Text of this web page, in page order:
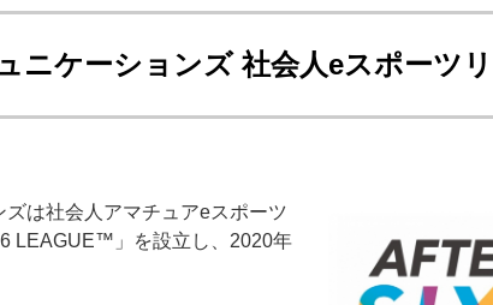
ンテンツ インタビュー コレクション
印刷 印刷通販 SDGs・地域 ポストプレス ビジネス
アイデアで勝負！ ～多様なビジネス・多彩な商材～
ニケーションズ 社会人eスポーツ
は社会人アマチュアeスポーツ
LEAGUE™」を設立し、2020年